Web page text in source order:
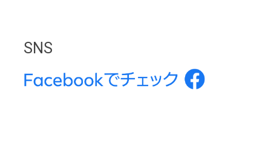
SNS